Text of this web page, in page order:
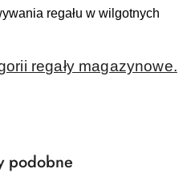
regału w wilgotnych
regały magazynowe.
podobne